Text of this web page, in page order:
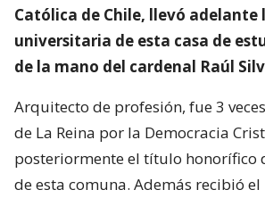
Católica de Chile, llevó
universitaria de esta casa de
de la mano del cardenal Raúl
Arquitecto de profesión, fue 3
de La Reina por la Democracia
posteriormente el título honorífico
de esta comuna. Además recibió